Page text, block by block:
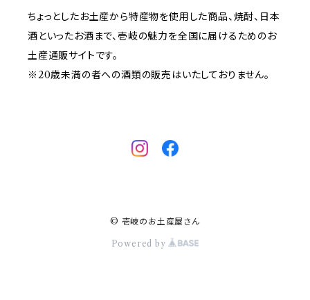
ちょっとしたお土産から特産物を使用した商品、焼酎、日本
酒といったお酒まで、壱岐の魅力を全国に届けるためのお
土産通販サイトです。
※20歳未満の者への酒類の販売はいたしておりません。
© 壱岐のお土産屋さん
Powered by